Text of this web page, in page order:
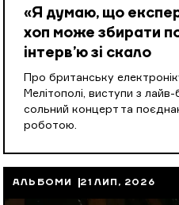
«Я думаю, що
хоп може збирати
інтерв’ю зі скало
Про британську
Мелітополі, виступи з
сольний концерт та
роботою.
АЛЬБОМИ 21 ЛИП, 2026